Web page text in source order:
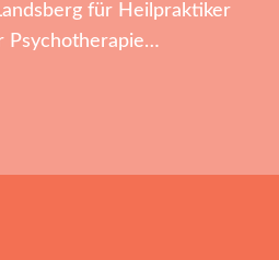
für Heilpraktiker
Psychotherapie…